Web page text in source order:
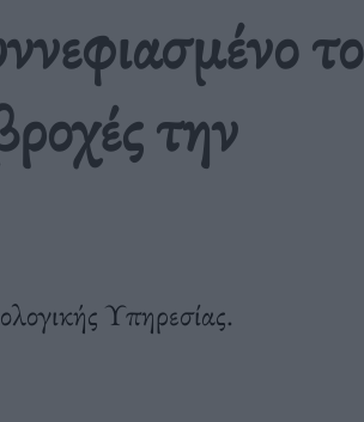
το
την
Υπηρεσίας.